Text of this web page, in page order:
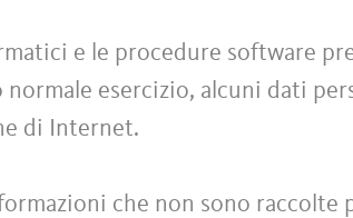
e le procedure software
normale esercizio, alcuni dati
di Internet.
che non sono raccolte